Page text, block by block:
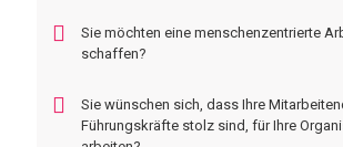
Sie möchten eine menschenzentrierte
schaffen?
Sie wünschen sich, dass Ihre
Führungskräfte stolz sind, für Ihre